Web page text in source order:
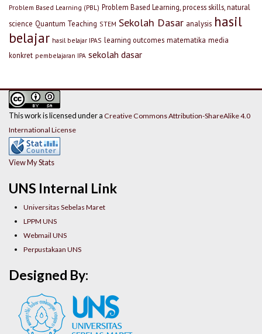
Problem Based Learning (PBL) Problem Based Learning, process skills, natural
science Quantum Teaching STEM Sekolah Dasar analysis hasil
belajar hasil belajar IPAS learning outcomes matematika media
konkret pembelajaran IPA sekolah dasar
UNS Internal Link
Universitas Sebelas Maret
LPPM UNS
Webmail UNS
Perpustakaan UNS
This work is licensed under a Creative Commons Attribution-ShareAlike 4.0
International License
View My Stats
Designed By: